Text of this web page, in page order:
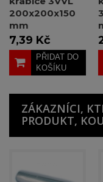
200x200x150
mm
7,39 Kč
PŘIDAT DO
KOŠÍKU
ZÁKAZNÍCI,
PRODUKT,